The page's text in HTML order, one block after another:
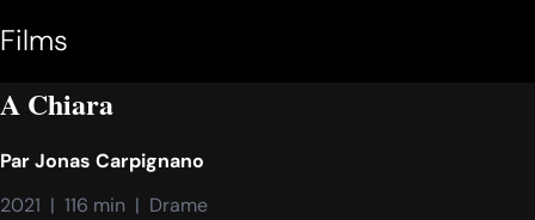
Films
A Chiara
ParJonas Carpignano
2021  |  116 min  |  Drame